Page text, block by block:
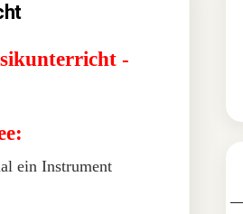
-
ein Instrument